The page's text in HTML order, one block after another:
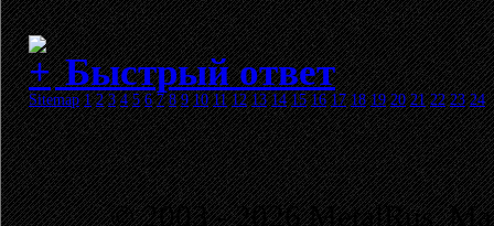
Быстрый ответ
Sitemap 1 2 3 4 5 6 7 8 9 10 11 12 13 14 15 16 17 18 19 20 21 22 23 24
© 2003 - 2026 MetalRus.